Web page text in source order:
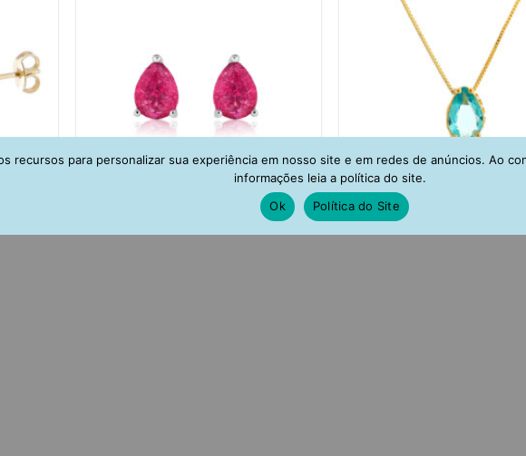
Brinco De Gotinha Pequena Rubi
Colar Gotinha Dourado Agua
recursos para personalizar sua experiência em nosso site e em redes de anúncios. Ao
informações leia a política do site.
Ok
Política do Site